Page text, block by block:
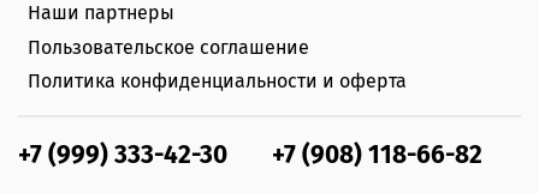
Наши партнеры
Пользовательское соглашение
Политика конфиденциальности и оферта
+7 (999) 333-42-30 +7 (908) 118-66-82